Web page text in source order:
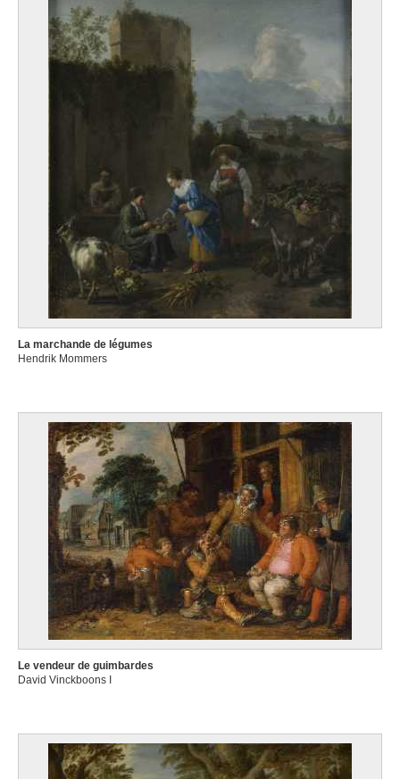
La marchande de légumes
Hendrik Mommers
Le vendeur de guimbardes
David Vinckboons I